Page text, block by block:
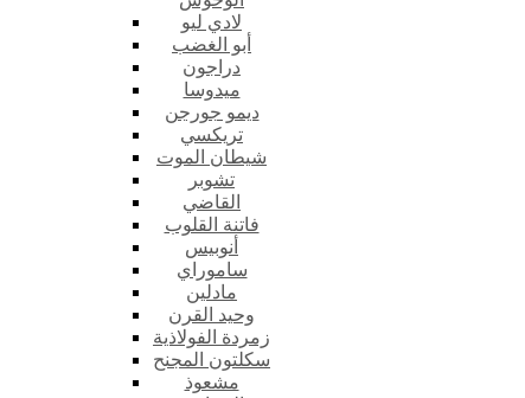
لادي ليو
أبو الغضب
دراجون
ميدوسا
ديمو جورجن
تريكسي
شيطان الموت
تشوبر
القاضي
فاتنة القلوب
أنوبيس
ساموراي
مادلين
وحيد القرن
زمردة الفولاذية
سكلتون المجنح
مشعوذ